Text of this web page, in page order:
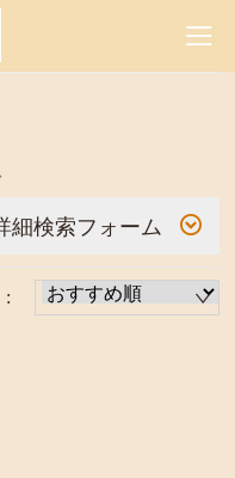
細検索フォーム
: